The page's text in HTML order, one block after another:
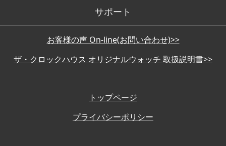
サポート
お客様の声 On-line(お問い合わせ)>>
ザ・クロックハウス オリジナルウォッチ 取扱説明書>>
トップページ
プライバシーポリシー